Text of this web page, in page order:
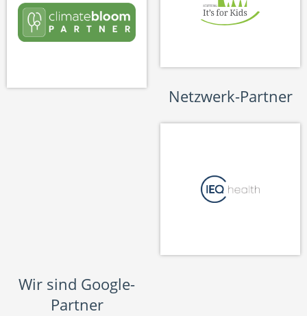
Netzwerk-Partner
Wir sind Google-
Partner